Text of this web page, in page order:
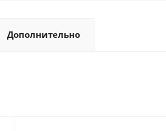
Дополнительно